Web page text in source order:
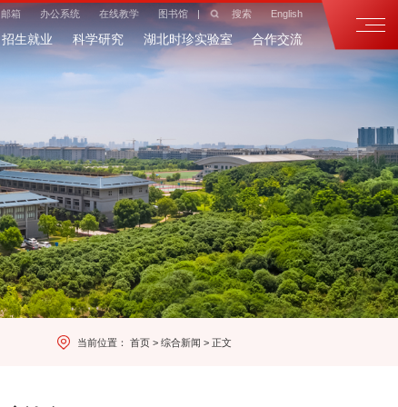
邮箱 办公系统 在线教学 图书馆 | 搜索 English
招生就业 科学研究 湖北时珍实验室 合作交流
当前位置：首页 >综合新闻 >正文